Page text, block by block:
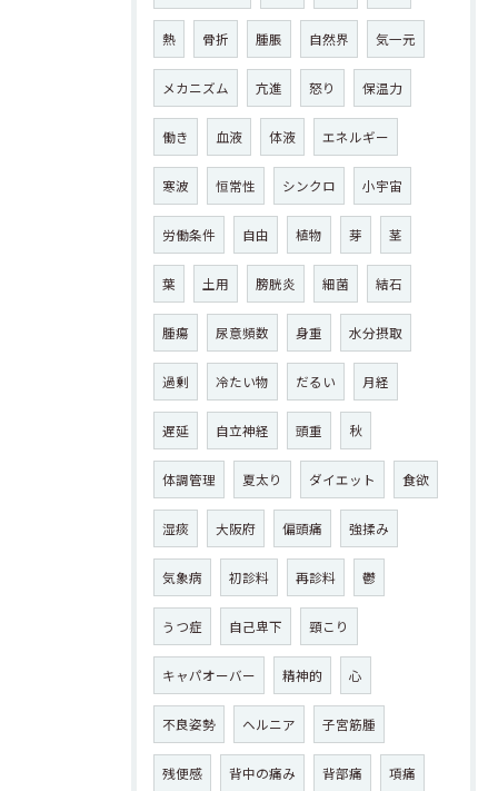
熱 骨折 腫脹 自然界 気一元
メカニズム 亢進 怒り 保温力
働き 血液 体液 エネルギー
寒波 恒常性 シンクロ 小宇宙
労働条件 自由 植物 芽 茎
葉 土用 膀胱炎 細菌 結石
腫瘍 尿意頻数 身重 水分摂取
過剰 冷たい物 だるい 月経
遅延 自立神経 頭重 秋
体調管理 夏太り ダイエット 食欲
湿痰 大阪府 偏頭痛 強揉み
気象病 初診料 再診料 鬱
うつ症 自己卑下 頸こり
キャパオーバー 精神的 心
不良姿勢 ヘルニア 子宮筋腫
残便感 背中の痛み 背部痛 項痛